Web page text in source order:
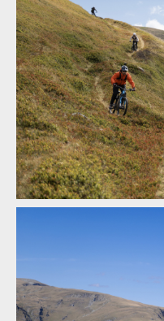
Legends of Gugu - Heli-
zážitek
Legends of Gugu - Heli-
zážitek
Legends of Gugu - Heli-
zážitek
Legends of Gugu - Heli-
zážitek
Legends of Gugu - Heli-
zážitek
Legends of Gugu - Heli-
zážitek
Legends of Gugu - Heli-
zážitek